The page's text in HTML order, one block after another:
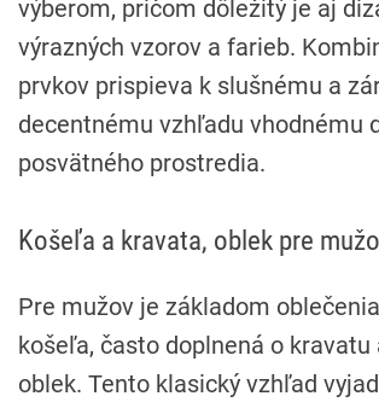
výberom, pričom dôležitý je aj
výrazných vzorov a farieb.
prvkov prispieva k slušnému a
decentnému vzhľadu vhodnému
posvätného prostredia.
Košeľa a kravata, oblek pre
Pre mužov je základom
košeľa, často doplnená o kravatu
oblek. Tento klasický vzhľad